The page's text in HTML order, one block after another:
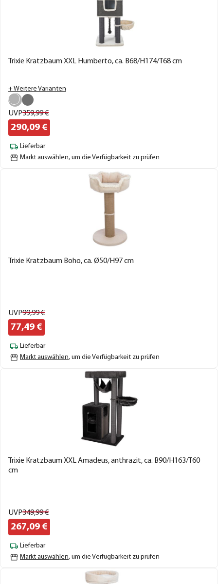
Trixie Kratzbaum XXL Humberto, ca. B68/H174/T68 cm
+ Weitere Varianten
UVP359,99€
290,09 €
Lieferbar
Markt auswählen, um die Verfügbarkeit zu prüfen
Trixie Kratzbaum Boho, ca. Ø50/H97 cm
UVP99,99€
77,49 €
Lieferbar
Markt auswählen, um die Verfügbarkeit zu prüfen
Trixie Kratzbaum XXL Amadeus, anthrazit, ca. B90/H163/T60
cm
UVP349,99€
267,09 €
Lieferbar
Markt auswählen, um die Verfügbarkeit zu prüfen